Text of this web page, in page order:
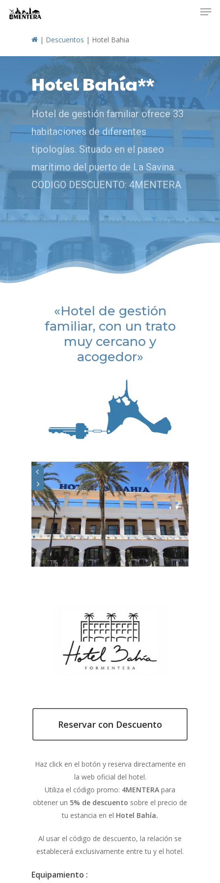
| Descuentos | Hotel Bahia
Hotel Bahía**
Hotel de gestión familiar ofrece 33
habitaciones de diferentes
tipologías. Situado en el paseo
marítimo del puerto de La Savina.
CODIGO DESCUENTO: 4MENTERA
«Hotel de gestión
familiar, con un trato
muy cercano y
acogedor»
Reservar con Descuento
Haz click en el botón y reserva directamente en
la web oficial del hotel.
Utiliza el código promo: 4MENTERA para
obtener un 5% de descuento sobre el precio de
tu estancia en el Hotel Bahía.
Al usar el código de descuento, la relación se
establecerá exclusivamente entre tu y el hotel.
Equipamiento :